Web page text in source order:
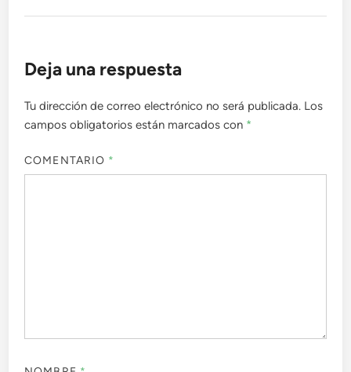
Deja una respuesta
Tu dirección de correo electrónico no será publicada. Los
campos obligatorios están marcados con *
COMENTARIO *